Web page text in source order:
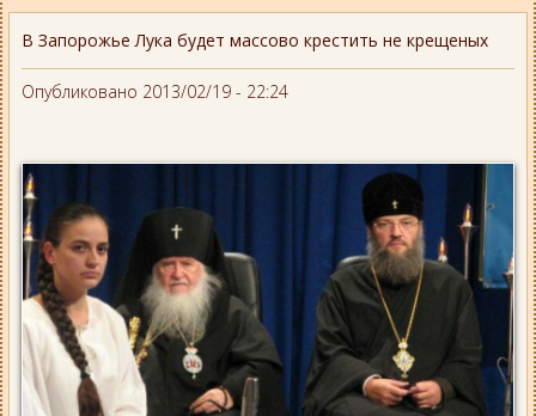
В Запорожье Лука будет массово крестить не крещеных
Опубликовано 2013/02/19 - 22:24